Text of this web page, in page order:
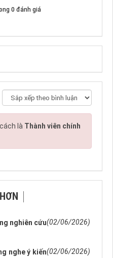
0 đánh giá
là Thành viên chính
nghiên cứu(02/06/2026)
nghe ý kiến(02/06/2026)